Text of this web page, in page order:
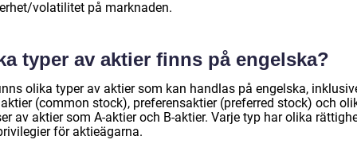
volatilitet på marknaden.
typer av aktier finns på engelska?
olika typer av aktier som kan handlas på engelska,
(common stock), preferensaktier (preferred stock) och
av aktier som A-aktier och B-aktier. Varje typ har olika
för aktieägarna.